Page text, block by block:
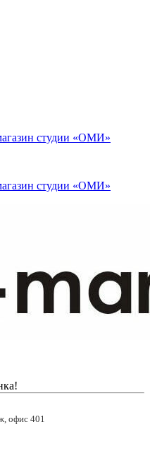
студии «ОМИ»
студии «ОМИ»
офис 401